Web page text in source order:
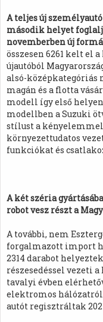
A teljes új
második helyet
novemberben új
összesen 6261 kelt el
újautóból
alsó-középkategóriás
magán és a flotta
modell így első
modellben a Suzuki
stílust a
környezettudatos
funkciókat és
A két széria
robot vesz részt a
A további, nem
forgalmazott import
2314 darabot
részesedéssel vezeti
tavalyi évben
elektromos hálózatról
autót regisztráltak